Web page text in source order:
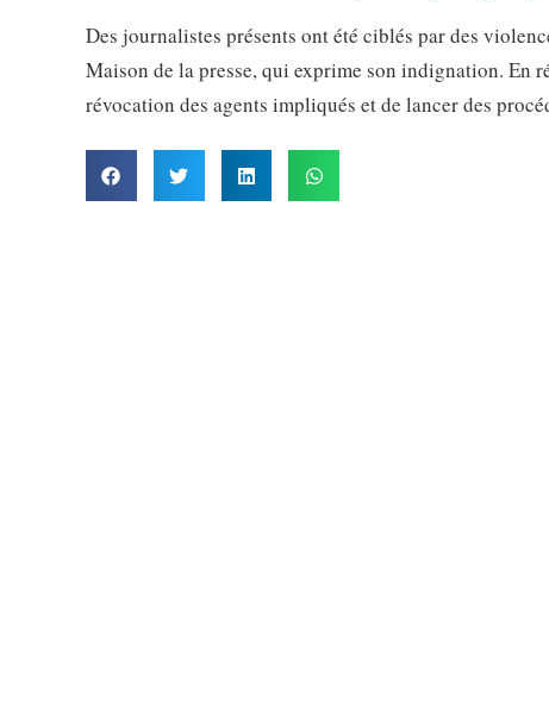
Des journalistes présents ont été ciblés par des
Maison de la presse, qui exprime son indignation. En
révocation des agents impliqués et de lancer des